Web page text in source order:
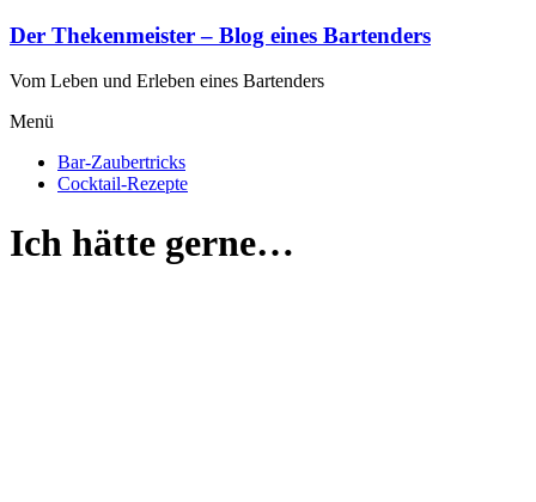
Zum
springen
Der Thekenmeister – Blog eines Bartenders
Vom Leben und Erleben eines Bartenders
Menü
Bar-Zaubertricks
Cocktail-Rezepte
Ich hätte gerne…